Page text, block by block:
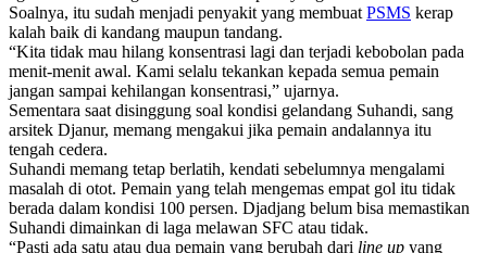
Soalnya, itu sudah menjadi penyakit yang membuat PSMS kerap
kalah baik di kandang maupun tandang.
“Kita tidak mau hilang konsentrasi lagi dan terjadi kebobolan pada
menit-menit awal. Kami selalu tekankan kepada semua pemain
jangan sampai kehilangan konsentrasi,” ujarnya.
Sementara saat disinggung soal kondisi gelandang Suhandi, sang
arsitek Djanur, memang mengakui jika pemain andalannya itu
tengah cedera.
Suhandi memang tetap berlatih, kendati sebelumnya mengalami
masalah di otot. Pemain yang telah mengemas empat gol itu tidak
berada dalam kondisi 100 persen. Djadjang belum bisa memastikan
Suhandi dimainkan di laga melawan SFC atau tidak.
“Pasti ada satu atau dua pemain yang berubah dari line up yang